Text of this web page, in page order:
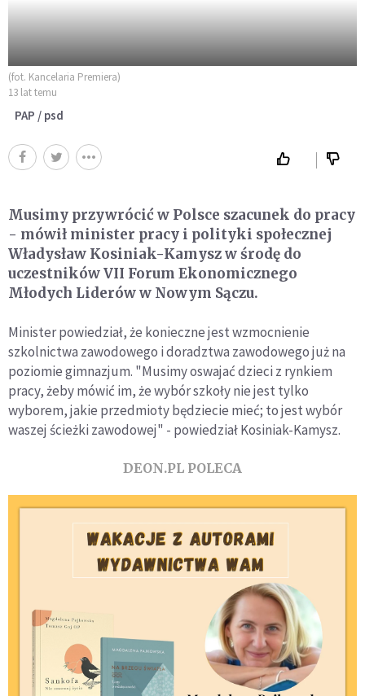
(fot. Kancelaria Premiera)
13 lat temu
PAP / psd
Musimy przywrócić w Polsce szacunek do pracy
- mówił minister pracy i polityki społecznej
Władysław Kosiniak-Kamysz w środę do
uczestników VII Forum Ekonomicznego
Młodych Liderów w Nowym Sączu.
Minister powiedział, że konieczne jest wzmocnienie
szkolnictwa zawodowego i doradztwa zawodowego już na
poziomie gimnazjum. "Musimy oswajać dzieci z rynkiem
pracy, żeby mówić im, że wybór szkoły nie jest tylko
wyborem, jakie przedmioty będziecie mieć; to jest wybór
waszej ścieżki zawodowej" - powiedział Kosiniak-Kamysz.
DEON.PL POLECA